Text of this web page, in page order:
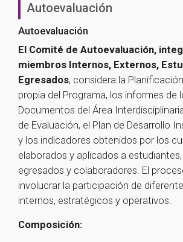
Autoevaluación
Autoevaluación
El Comité de Autoevaluación,
miembros Internos, Externos,
Egresados, considera la
propia del Programa, los informes de
Documentos del Área
de Evaluación, el Plan de Desarrollo
y los indicadores obtenidos por los
elaborados y aplicados a
egresados y colaboradores. El
involucrar la participación de
internos, estratégicos y operativos.
Composición: